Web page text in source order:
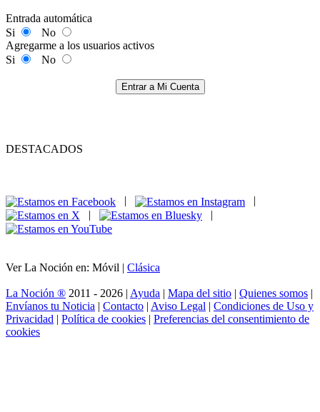
Entrada automática
Si
No
Agregarme a los usuarios activos
Si
No
Entrar a Mi Cuenta
DESTACADOS
|
|
Ver La Noción en: Móvil | Clásica
La Noción ® 2011 - 2026 | Ayuda | Mapa del sitio | Quienes somos |
Envíanos tu Noticia | Contacto | Aviso Legal | Condiciones de Uso y
Privacidad | Política de cookies | Preferencias del consentimiento de
cookies